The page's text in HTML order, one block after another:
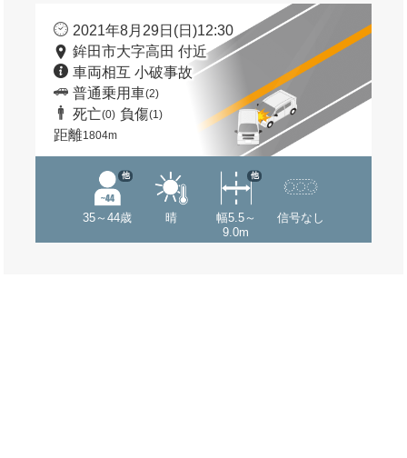
2021年8月29日(日)12:30
鉾田市大字高田 付近
車両相互 小破事故
普通乗用車(2)
死亡(0) 負傷(1)
距離1804m
35～44歳
他
晴
幅5.5～
9.0m
他
信号なし